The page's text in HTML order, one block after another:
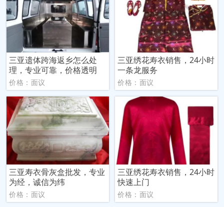
三亚遗体跨海返乡怎么处
理，专业可靠，价格透明
价格：面议
三亚绣花寿衣销售，24小时
一条龙服务
价格：面议
三亚寿衣骨灰盒批发，专业
为经，诚信为纬
价格：面议
三亚绣花寿衣销售，24小时
快速上门
价格：面议